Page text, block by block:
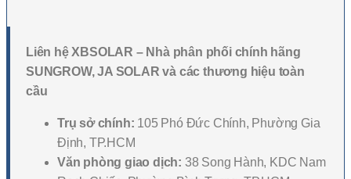
Liên hệ XBSOLAR – Nhà phân phối chính hãng
SUNGROW, JA SOLAR và các thương hiệu toàn
cầu
Trụ sở chính: 105 Phó Đức Chính, Phường Gia
Định, TP.HCM
Văn phòng giao dịch: 38 Song Hành, KDC Nam